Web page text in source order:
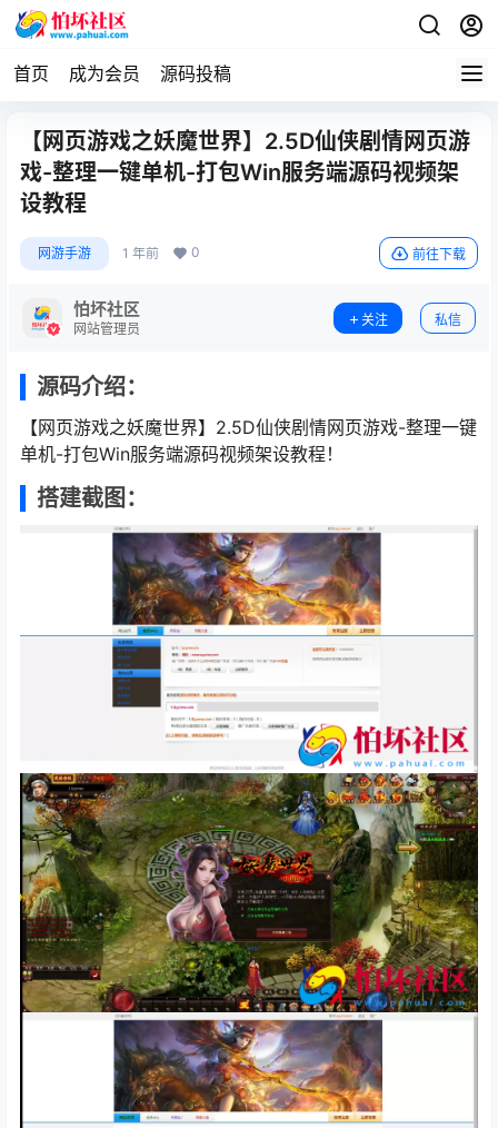
首页 成为会员 源码投稿
【网页游戏之妖魔世界】2.5D仙侠剧情网页游
戏-整理一键单机-打包Win服务端源码视频架
设教程
网游手游 1 年前 0 前往下载
怕坏社区
网站管理员
关注 私信
源码介绍：
【网页游戏之妖魔世界】2.5D仙侠剧情网页游戏-整理一键
单机-打包Win服务端源码视频架设教程！
搭建截图：